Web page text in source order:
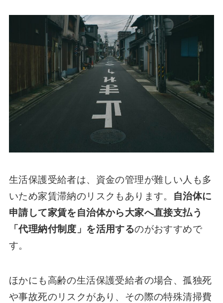
生活保護受給者は、資金の管理が難しい人も多
いため家賃滞納のリスクもあります。
自治体に
申請して家賃を自治体から大家へ直接支払う
「代理納付制度」を活用するのがおすすめで
す。
ほかにも高齢の生活保護受給者の場合、孤独死
や事故死のリスクがあり、その際の特殊清掃費